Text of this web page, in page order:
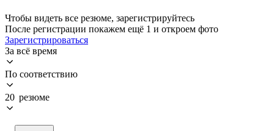
Чтобы видеть все резюме, зарегистрируйтесь
После регистрации покажем ещё 1 и откроем фото
Зарегистрироваться
За всё время
По соответствию
20 резюме